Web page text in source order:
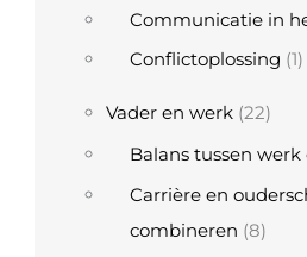
Communicatie in
Conflictoplossing (1)
Vader en werk(22)
Balans tussen werk
Carrière en
combineren (8)